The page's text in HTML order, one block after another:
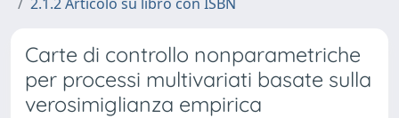
Carte di controllo nonparametriche
per processi multivariati basate sulla
verosimiglianza empirica